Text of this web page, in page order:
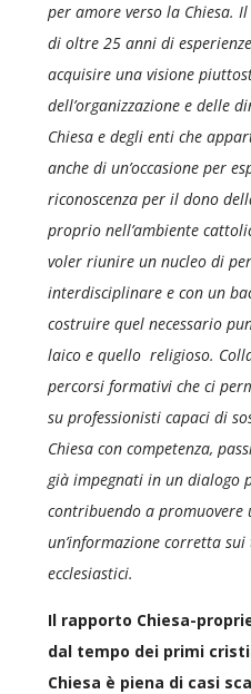
per amore verso la Chiesa.
di oltre 25 anni di
acquisire una visione
dell’organizzazione e delle
Chiesa e degli enti che
anche di un’occasione per
riconoscenza per il dono
proprio nell’ambiente
voler riunire un nucleo di
interdisciplinare e con un
costruire quel necessario
laico e quello religioso.
percorsi formativi che ci
su professionisti capaci di
Chiesa con competenza,
già impegnati in un dialogo
contribuendo a promuovere
un’informazione corretta
ecclesiastici.
Il rapporto Chiesa-
dal tempo dei primi
Chiesa è piena di casi